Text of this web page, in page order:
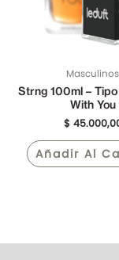
Masculinos
Strng 100ml –
With You
$
Añadir Al